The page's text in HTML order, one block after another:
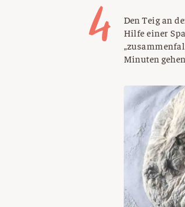
Den Teig an
Hilfe einer
Minuten